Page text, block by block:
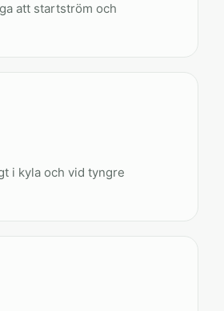
att startström och
i kyla och vid tyngre